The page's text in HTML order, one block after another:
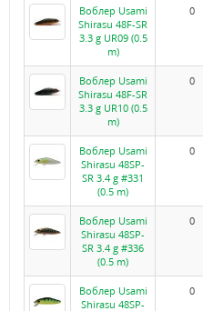
Воблер Usami
Shirasu 48F-SR
3.3 g UR09 (0.5
m)
0
Воблер Usami
Shirasu 48F-SR
3.3 g UR10 (0.5
m)
0
Воблер Usami
Shirasu 48SP-
SR 3.4 g #331
(0.5 m)
0
Воблер Usami
Shirasu 48SP-
SR 3.4 g #336
(0.5 m)
0
Воблер Usami
Shirasu 48SP-
0